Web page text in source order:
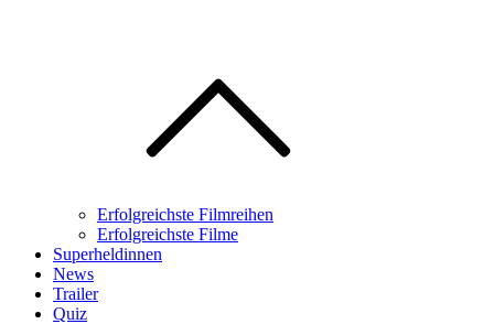
Erfolgreichste Filmreihen
Erfolgreichste Filme
Superheldinnen
News
Trailer
Quiz